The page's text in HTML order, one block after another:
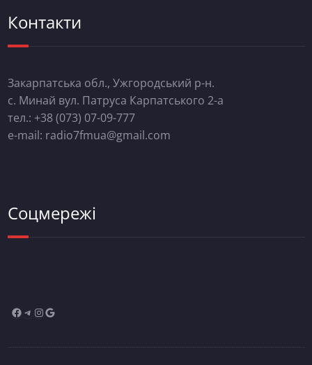
Контакти
Закарпатська обл., Ужгородський р-н.
с. Минай вул. Патруса Карпатського 2-а
тел.: +38 (073) 07-09-777
e-mail: radio7fmua@gmail.com
Соцмережі